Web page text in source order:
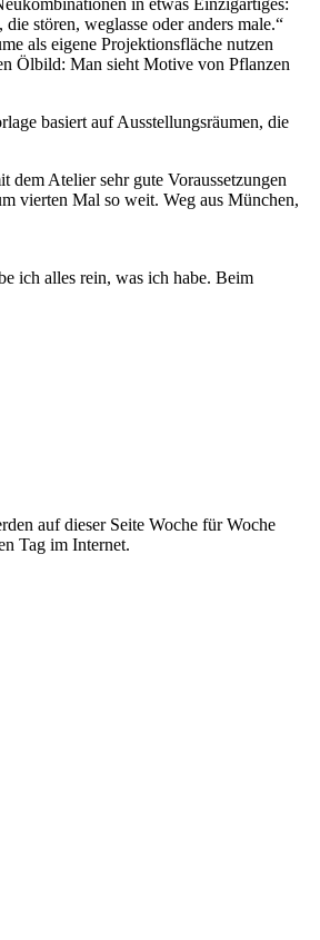
stören, weglasse oder anders male.“
als eigene Projektionsfläche nutzen
Ölbild: Man sieht Motive von Pflanzen
basiert auf Ausstellungsräumen, die
Atelier sehr gute Voraussetzungen
vierten Mal so weit. Weg aus München,
ich alles rein, was ich habe. Beim
auf dieser Seite Woche für Woche
Tag im Internet.